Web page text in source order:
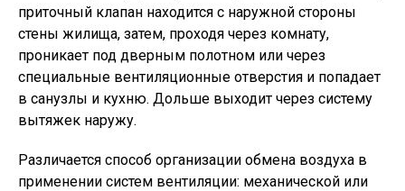
приточный клапан находится с наружной стороны
стены жилища, затем, проходя через комнату,
проникает под дверным полотном или через
специальные вентиляционные отверстия и попадает
в санузлы и кухню. Дольше выходит через систему
вытяжек наружу.
Различается способ организации обмена воздуха в
применении систем вентиляции: механической или